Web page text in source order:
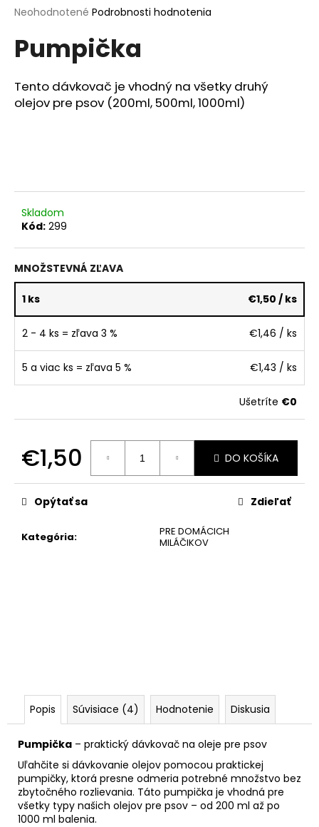
Priemerné
produktu
je
z
5
hviezdičiek.
Neohodnotené Podrobnosti hodnotenia
Pumpička
Tento dávkovač je vhodný na všetky druhý
olejov pre psov (200ml, 500ml, 1000ml)
Skladom
Kód: 299
MNOŽSTEVNÁ ZĽAVA
1 ks €1,50 / ks
2 - 4 ks = zľava 3 % €1,46 / ks
5 a viac ks = zľava 5 % €1,43 / ks
Ušetríte €0
€1,50 DO KOŠÍKA
Kategória:
PRE DOMÁCICH
MILÁČIKOV
Opýtať sa Zdieľať
Popis Súvisiace (4) Hodnotenie Diskusia
Pumpička – praktický dávkovač na oleje pre psov
Uľahčite si dávkovanie olejov pomocou praktickej
pumpičky, ktorá presne odmeria potrebné množstvo bez
zbytočného rozlievania. Táto pumpička je vhodná pre
všetky typy našich olejov pre psov – od 200 ml až po
1000 ml balenia.
á
j
s
?
O
d
o
č
a
m
e